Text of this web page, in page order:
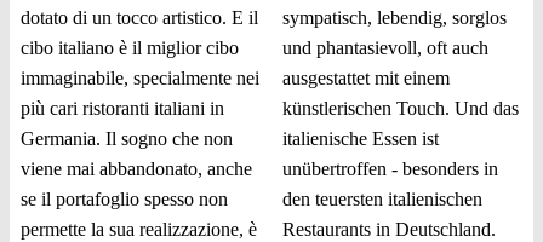
dotato di un tocco artistico. E il
cibo italiano è il miglior cibo
immaginabile, specialmente nei
più cari ristoranti italiani in
Germania. Il sogno che non
viene mai abbandonato, anche
se il portafoglio spesso non
permette la sua realizzazione, è
sympatisch, lebendig, sorglos
und phantasievoll, oft auch
ausgestattet mit einem
künstlerischen Touch. Und das
italienische Essen ist
unübertroffen - besonders in
den teuersten italienischen
Restaurants in Deutschland.